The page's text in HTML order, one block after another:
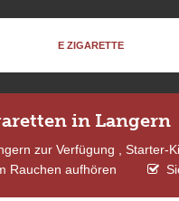
E ZIGARETTE
in Langern
zur Verfügung , Starter-
Rauchen aufhören